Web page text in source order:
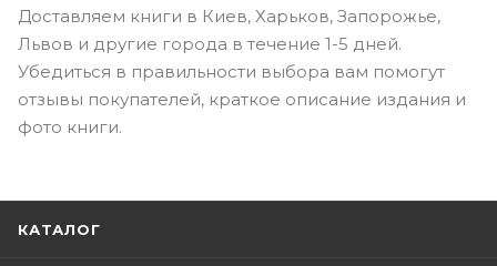
Доставляем книги в Киев, Харьков, Запорожье,
Львов и другие города в течение 1-5 дней.
Убедиться в правильности выбора вам помогут
отзывы покупателей, краткое описание издания и
фото книги.
КАТАЛОГ